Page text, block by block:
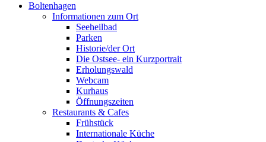
Boltenhagen
Informationen zum Ort
Seeheilbad
Parken
Historie/der Ort
Die Ostsee- ein Kurzportrait
Erholungswald
Webcam
Kurhaus
Öffnungszeiten
Restaurants & Cafes
Frühstück
Internationale Küche